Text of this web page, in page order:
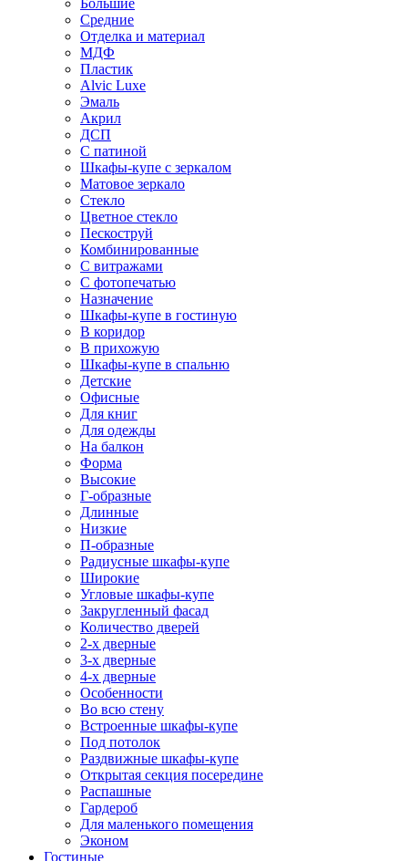
Большие
Средние
Отделка и материал
МДФ
Пластик
Alvic Luxe
Эмаль
Акрил
ДСП
С патиной
Шкафы-купе с зеркалом
Матовое зеркало
Стекло
Цветное стекло
Пескоструй
Комбинированные
С витражами
С фотопечатью
Назначение
Шкафы-купе в гостиную
В коридор
В прихожую
Шкафы-купе в спальню
Детские
Офисные
Для книг
Для одежды
На балкон
Форма
Высокие
Г-образные
Длинные
Низкие
П-образные
Радиусные шкафы-купе
Широкие
Угловые шкафы-купе
Закругленный фасад
Количество дверей
2-х дверные
3-х дверные
4-х дверные
Особенности
Во всю стену
Встроенные шкафы-купе
Под потолок
Раздвижные шкафы-купе
Открытая секция посередине
Распашные
Гардероб
Для маленького помещения
Эконом
Гостиные